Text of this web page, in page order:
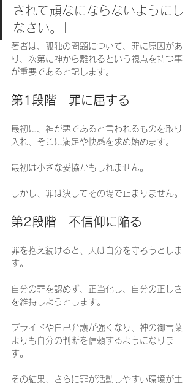
されて頑なにならないようにし
なさい。」
著者は、孤独の問題について、罪に原因があ
り、次第に神から離れるという視点を持つ事
が重要であると記します。
第1段階　罪に屈する
最初に、神が悪であると言われるものを取り
入れ、そこに満足や快感を求め始めます。
最初は小さな妥協かもしれません。
しかし、罪は決してその場で止まりません。
第2段階　不信仰に陥る
罪を抱え続けると、人は自分を守ろうとしま
す。
自分の罪を認めず、正当化し、自分の正しさ
を維持しようとします。
プライドや自己弁護が強くなり、神の御言葉
よりも自分の判断を信頼するようになりま
す。
その結果、さらに罪が活動しやすい環境が生